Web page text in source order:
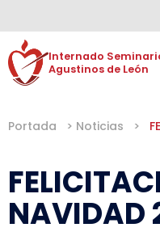
Internado
Agustinos de León
Portada > Noticias >
NAVIDAD